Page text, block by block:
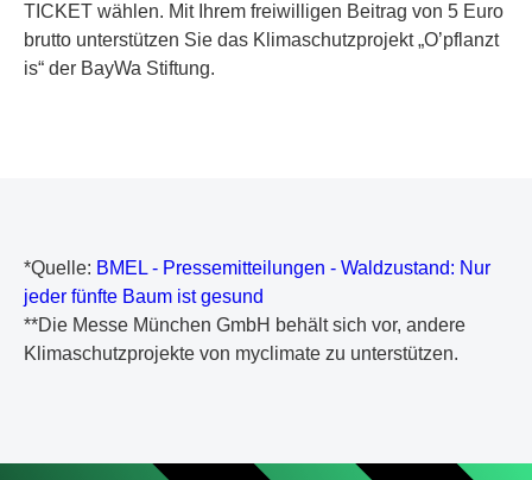
TICKET wählen. Mit Ihrem freiwilligen Beitrag von 5 Euro
brutto unterstützen Sie das Klimaschutzprojekt „O’pflanzt
is“ der BayWa Stiftung.
*Quelle: BMEL - Pressemitteilungen - Waldzustand: Nur
jeder fünfte Baum ist gesund
**Die Messe München GmbH behält sich vor, andere
Klimaschutzprojekte von myclimate zu unterstützen.